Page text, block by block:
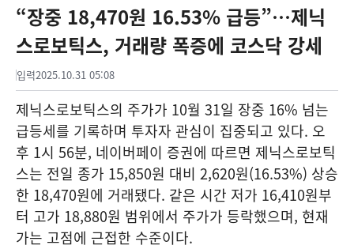
“장중 18,470원 16.53% 급등”…제닉
스로보틱스, 거래량 폭증에 코스닥 강세
입력2025.10.31 05:08
제닉스로보틱스의 주가가 10월 31일 장중 16% 넘는
급등세를 기록하며 투자자 관심이 집중되고 있다. 오
후 1시 56분, 네이버페이 증권에 따르면 제닉스로보틱
스는 전일 종가 15,850원 대비 2,620원(16.53%) 상승
한 18,470원에 거래됐다. 같은 시간 저가 16,410원부
터 고가 18,880원 범위에서 주가가 등락했으며, 현재
가는 고점에 근접한 수준이다.